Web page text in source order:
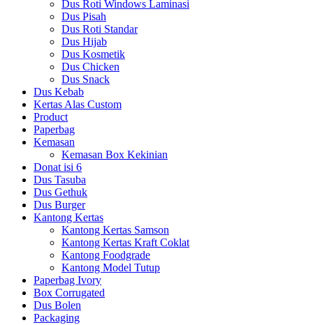
Dus Roti Windows Laminasi
Dus Pisah
Dus Roti Standar
Dus Hijab
Dus Kosmetik
Dus Chicken
Dus Snack
Dus Kebab
Kertas Alas Custom
Product
Paperbag
Kemasan
Kemasan Box Kekinian
Donat isi 6
Dus Tasuba
Dus Gethuk
Dus Burger
Kantong Kertas
Kantong Kertas Samson
Kantong Kertas Kraft Coklat
Kantong Foodgrade
Kantong Model Tutup
Paperbag Ivory
Box Corrugated
Dus Bolen
Packaging